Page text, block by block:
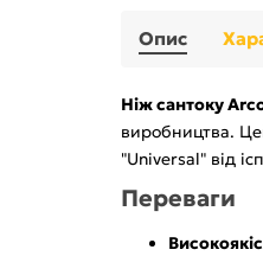
Опис
Ніж сантоку
виробництва.
"Universal" від
Переваги